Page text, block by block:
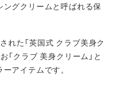
グクリームと呼ばれる保
れた「英国式 クラブ美身ク
「クラブ 美身クリーム」と
アイテムです。